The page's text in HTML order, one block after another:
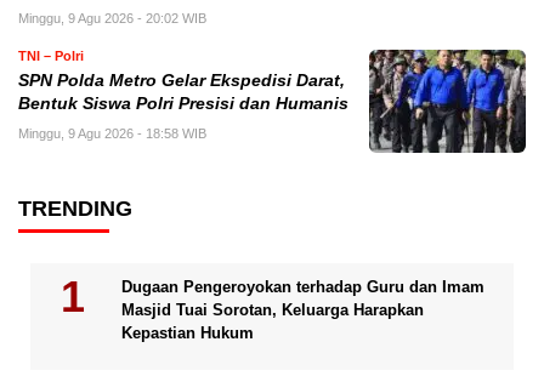
Minggu, 9 Agu 2026 - 20:02 WIB
TNI – Polri
SPN Polda Metro Gelar Ekspedisi Darat,
Bentuk Siswa Polri Presisi dan Humanis
Minggu, 9 Agu 2026 - 18:58 WIB
TRENDING
Dugaan Pengeroyokan terhadap Guru dan Imam
Masjid Tuai Sorotan, Keluarga Harapkan
Kepastian Hukum